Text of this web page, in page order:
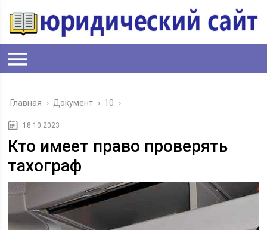
Главная › Документ › 10 ›
18.10.2023
Кто имеет право проверять
тахограф